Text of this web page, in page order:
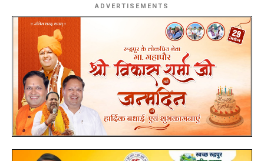
ADVERTISEMENTS